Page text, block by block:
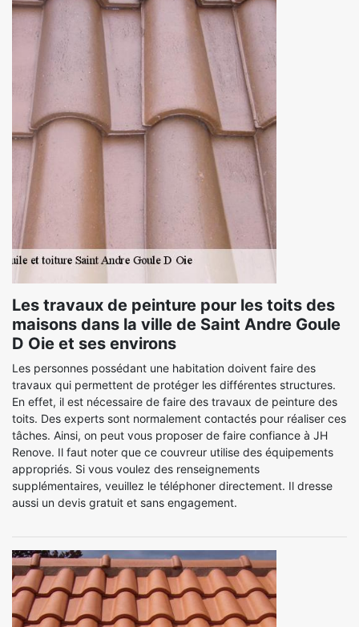
Les travaux de peinture pour les toits des
maisons dans la ville de Saint Andre Goule
D Oie et ses environs
Les personnes possédant une habitation doivent faire des
travaux qui permettent de protéger les différentes structures.
En effet, il est nécessaire de faire des travaux de peinture des
toits. Des experts sont normalement contactés pour réaliser ces
tâches. Ainsi, on peut vous proposer de faire confiance à JH
Renove. Il faut noter que ce couvreur utilise des équipements
appropriés. Si vous voulez des renseignements
supplémentaires, veuillez le téléphoner directement. Il dresse
aussi un devis gratuit et sans engagement.